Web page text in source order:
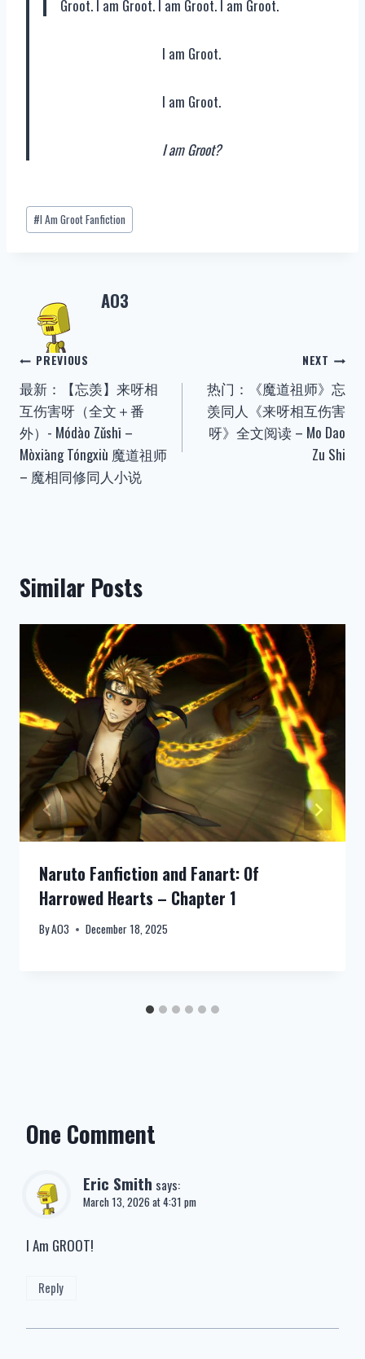
Groot. I am Groot. I am Groot. I am Groot.
I am Groot.
I am Groot.
I am Groot?
Post
Tags:
#I Am Groot Fanfiction
AO3
Post
navigation
PREVIOUS
最新：【忘羡】来呀相
互伤害呀（全文＋番
外）- Módào Zǔshī –
Mòxiāng Tóngxiù 魔道祖师
– 魔相同修同人小说
NEXT
热门：《魔道祖师》忘
羡同人《来呀相互伤害
呀》全文阅读 – Mo Dao
Zu Shi
Similar Posts
Naruto Fanfiction and Fanart: Of
Harrowed Hearts – Chapter 1
ByAO3 December 18, 2025
One Comment
Eric Smith says:
March 13, 2026 at 4:31 pm
I Am GROOT!
Reply